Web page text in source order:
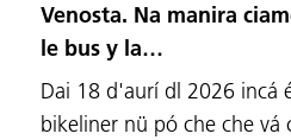
Venosta. Na manira
le bus y la…
Dai 18 d'aurí dl 2026 incá
bikeliner nü pó che che